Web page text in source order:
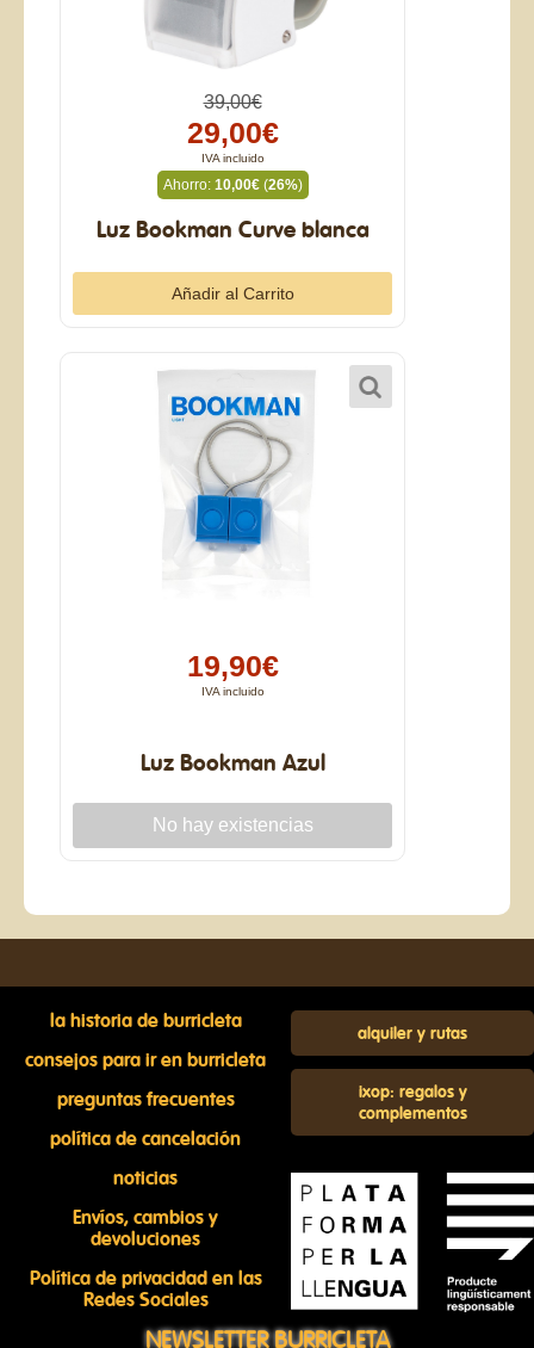
39,00€
29,00€
IVA incluido
Ahorro: 10,00€(26%)
Luz Bookman Curve blanca
19,90€
IVA incluido
Luz Bookman Azul
la historia de burricleta
consejos para ir en burricleta
preguntas frecuentes
política de cancelación
noticias
Envíos, cambios y
devoluciones
Política de privacidad en las
Redes Sociales
alquiler y rutas
ixop: regalos y
complementos
NEWSLETTER BURRICLETA